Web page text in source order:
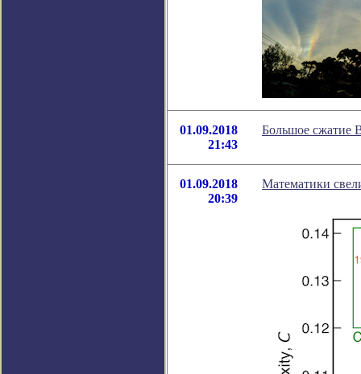
01.09.2018
21:43
Большое сжатие
01.09.2018
20:39
Математики